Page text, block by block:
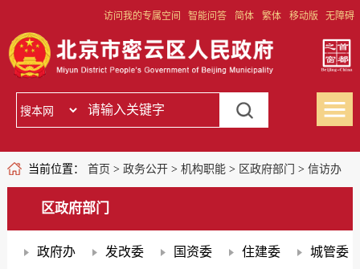
访问我的专属空间 智能问答 简体 繁体 移动版 无障碍
当前位置： 首页 > 政务公开> 机构职能> 区政府部门 > 信访办
区政府部门
政府办 发改委 国资委 住建委 城管委